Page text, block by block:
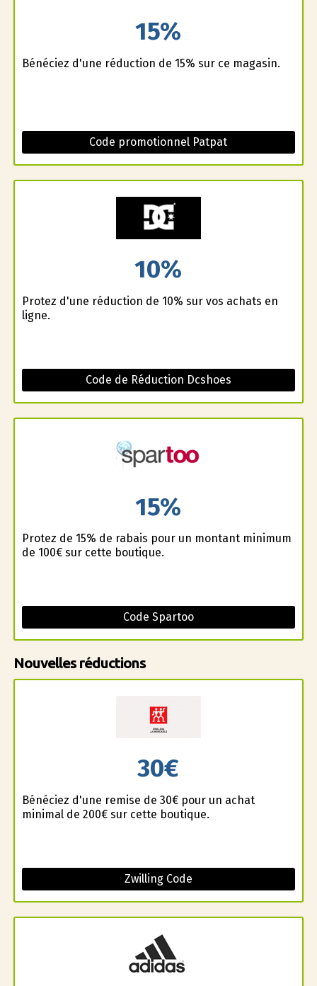
15%
Bénéficiez d'une réduction de 15% sur ce magasin.
Code promotionnel Patpat
10%
Profitez d'une réduction de 10% sur vos achats en
ligne.
Code de Réduction Dcshoes
15%
Profitez de 15% de rabais pour un montant minimum
de 100€ sur cette boutique.
Code Spartoo
Nouvelles réductions
30€
Bénéficiez d'une remise de 30€ pour un achat
minimal de 200€ sur cette boutique.
Zwilling Code